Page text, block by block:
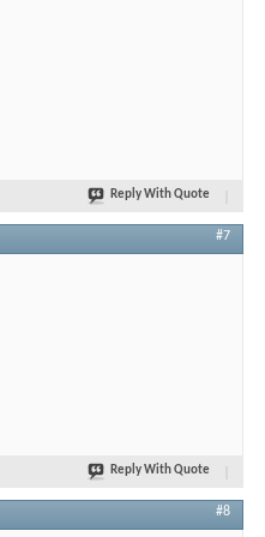
Reply With Quote
#7
Reply With Quote
#8